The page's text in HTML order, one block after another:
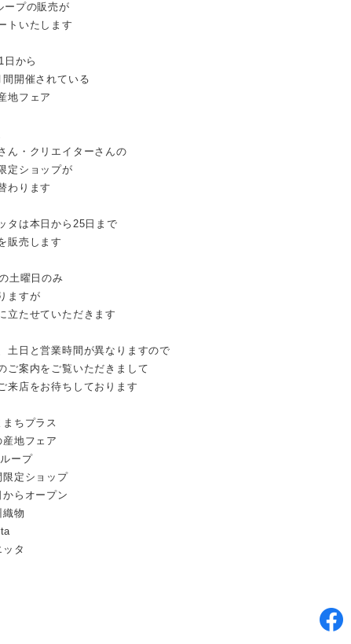
ープの販売が
トいたします
日から
間開催されている
地フェア
ん・クリエイターさんの
定ショップが
わります
タは本日から25日まで
販売します
土曜日のみ
ますが
立たせていただきます
土日と営業時間が異なりますので
ご案内をご覧いただきまして
来店をお待ちしております
まちプラス
産地フェア
ープ
限定ショップ
からオープン
織物
ッタ